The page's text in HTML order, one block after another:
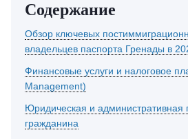
Содержание
Обзор ключевых
владельцев паспорта Гренады в
Финансовые услуги и налоговое
Management)
Юридическая и административная
гражданина